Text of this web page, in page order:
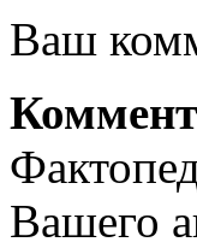
Ваш
Вашего